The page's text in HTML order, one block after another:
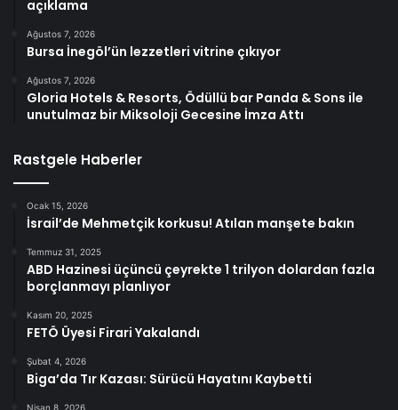
açıklama
Ağustos 7, 2026
Bursa İnegöl’ün lezzetleri vitrine çıkıyor
Ağustos 7, 2026
Gloria Hotels & Resorts, Ödüllü bar Panda & Sons ile
unutulmaz bir Miksoloji Gecesine İmza Attı
Rastgele Haberler
Ocak 15, 2026
İsrail’de Mehmetçik korkusu! Atılan manşete bakın
Temmuz 31, 2025
ABD Hazinesi üçüncü çeyrekte 1 trilyon dolardan fazla
borçlanmayı planlıyor
Kasım 20, 2025
FETÖ Üyesi Firari Yakalandı
Şubat 4, 2026
Biga’da Tır Kazası: Sürücü Hayatını Kaybetti
Nisan 8, 2026